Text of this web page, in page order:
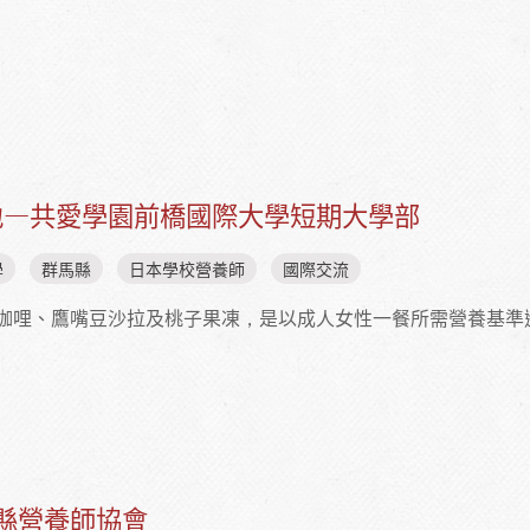
共愛學園前橋國際大學短期大學部
群馬縣 日本學校營養師 國際交流
哩、鷹嘴豆沙拉及桃子果凍，是以成人女性一餐所需營養基
營養師協會